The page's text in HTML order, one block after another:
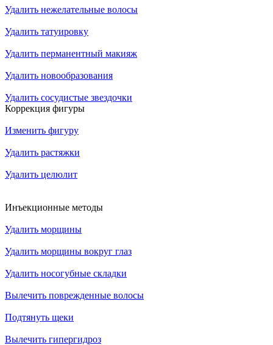
Удалить нежелательные волосы
Удалить татуировку
Удалить перманентный макияж
Удалить новообразования
Удалить сосудистые звездочки
Коррекция фигуры
Изменить фигуру
Удалить растяжки
Удалить целюлит
Инъекционные методы
Удалить морщины
Удалить морщины вокруг глаз
Удалить носогубные складки
Вылечить поврежденные волосы
Подтянуть щеки
Вылечить гипергидроз